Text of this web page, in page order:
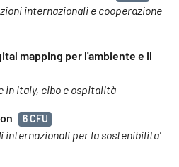
internazionali e cooperazione
mapping per l'ambiente e il
in italy, cibo e ospitalità
6 CFU
internazionali per la sostenibilita'